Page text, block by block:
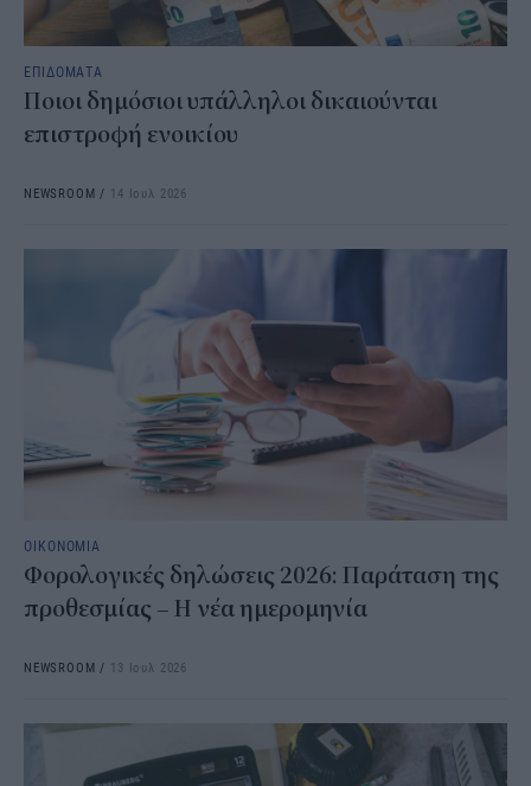
ΕΠΙΔΟΜΑΤΑ
Ποιοι δημόσιοι υπάλληλοι δικαιούνται
επιστροφή ενοικίου
NEWSROOM / 14 Ιουλ 2026
ΟΙΚΟΝΟΜΙΑ
Φορολογικές δηλώσεις 2026: Παράταση της
προθεσμίας – Η νέα ημερομηνία
NEWSROOM / 13 Ιουλ 2026